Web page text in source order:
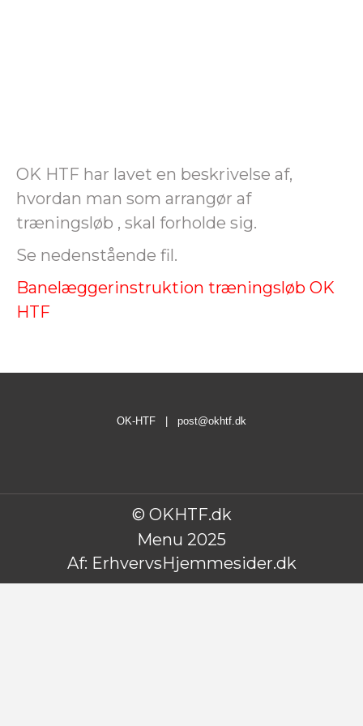
OK HTF har lavet en beskrivelse af,
hvordan man som arrangør af
træningsløb , skal forholde sig.
Se nedenstående fil.
Banelæggerinstruktion træningsløb OK
HTF
OK-HTF | post@okhtf.dk
© OKHTF.dk
Menu 2025
Af: ErhvervsHjemmesider.dk